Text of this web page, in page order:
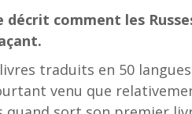
décrit comment les
traduits en 50
venu que